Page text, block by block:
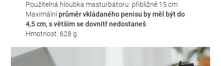
Použitelná hloubka masturbátoru: přibližně 15 cm
Maximálníprůměr vkládaného penisu by měl být do
4,5 cm, s větším se dovnitř nedostaneš
Hmotnost: 628 g